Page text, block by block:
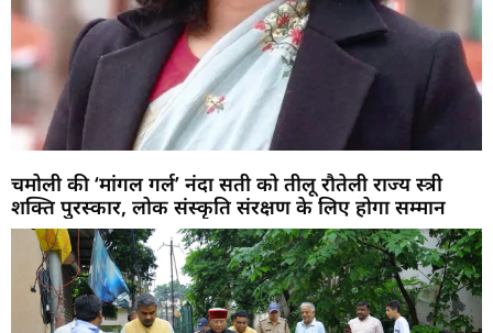
चमोली की ‘मांगल गर्ल’ नंदा सती को तीलू रौतेली राज्य स्त्री
शक्ति पुरस्कार, लोक संस्कृति संरक्षण के लिए होगा सम्मान